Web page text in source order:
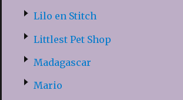
Lilo en Stitch
Littlest Pet Shop
Madagascar
Mario